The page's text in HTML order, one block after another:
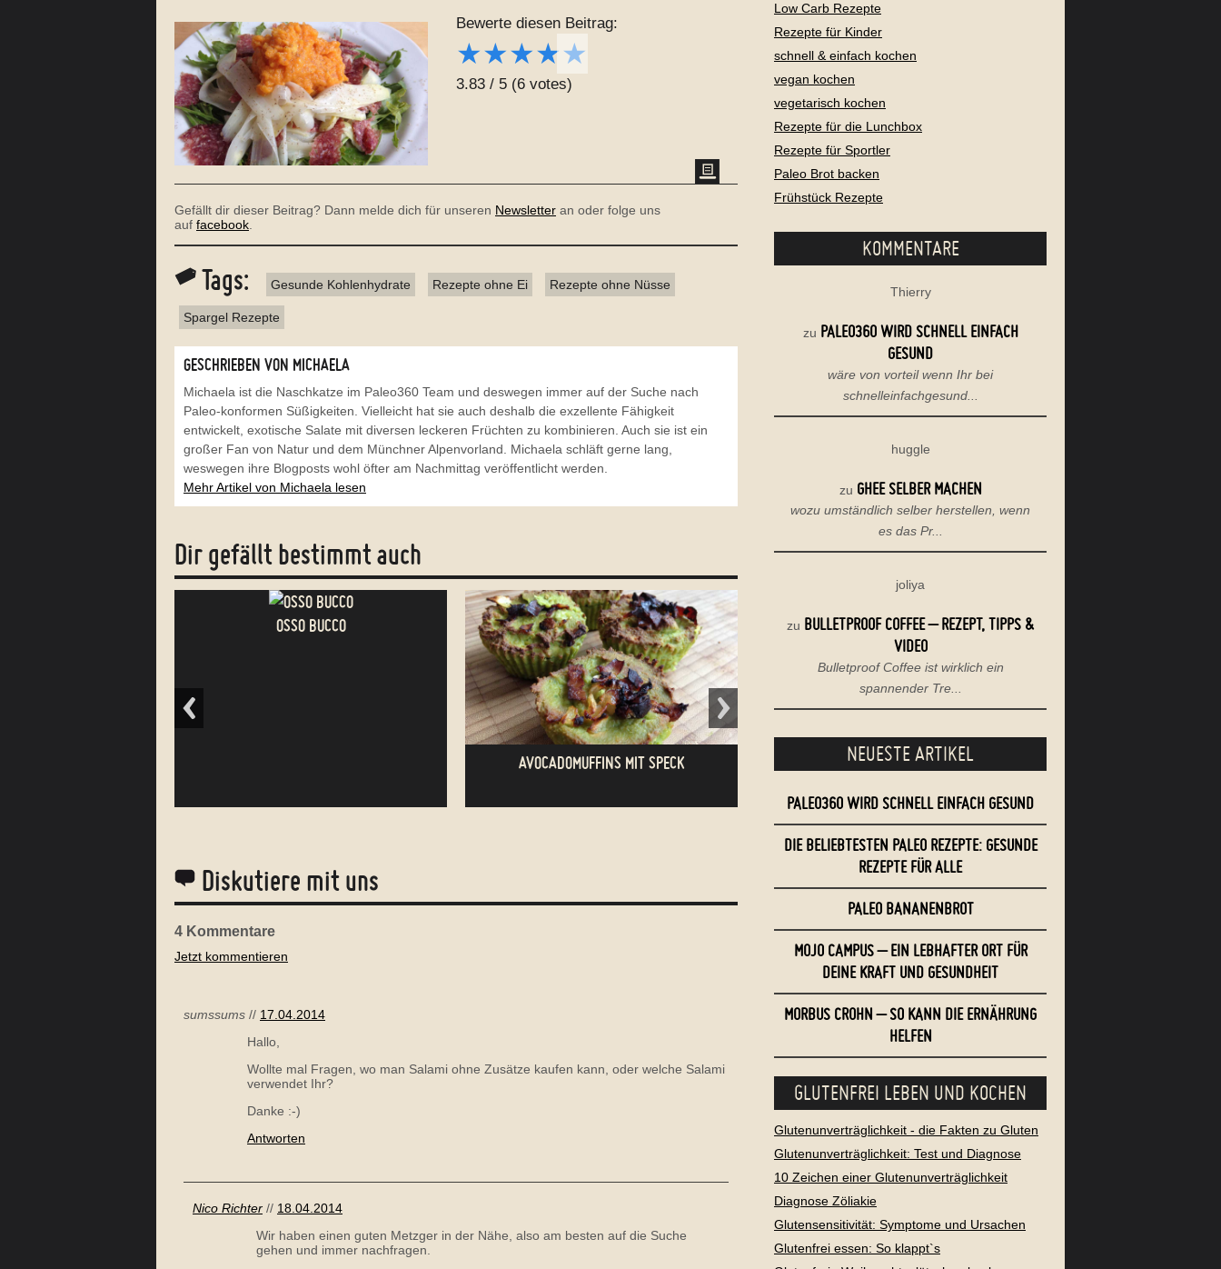
Bewerte diesen Beitrag:
★★★★★
3.83 / 5 (6 votes)
Gefällt dir dieser Beitrag? Dann melde dich für unseren Newsletter an oder folge uns
auf facebook
Tags: Gesunde Kohlenhydrate Rezepte ohne Ei Rezepte ohne Nüsse
Spargel Rezepte
GESCHRIEBEN VON MICHAELA
Michaela ist die Naschkatze im Paleo360 Team und deswegen immer auf der Suche nach
Paleo-konformen Süßigkeiten. Vielleicht hat sie auch deshalb die exzellente Fähigkeit
entwickelt, exotische Salate mit diversen leckeren Früchten zu kombinieren. Auch sie ist ein
großer Fan von Natur und dem Münchner Alpenvorland. Michaela schläft gerne lang,
weswegen ihre Blogposts wohl öfter am Nachmittag veröffentlicht werden.
Mehr Artikel von Michaela lesen
Dir gefällt bestimmt auch
OSSO BUCCO
AVOCADOMUFFINS MIT SPECK
MEDITERRANER HACKBRATEN
Diskutiere mit uns
4 Kommentare
Jetzt kommentieren
sumssums // 17.04.2014
Hallo,
Wollte mal Fragen, wo man Salami ohne Zusätze kaufen kann, oder welche Salami
verwendet Ihr?
Danke :-)
Antworten
Nico Richter // 18.04.2014
Wir haben einen guten Metzger in der Nähe, also am besten auf die Suche
gehen und immer nachfragen.
Low Carb Rezepte
Rezepte für Kinder
schnell & einfach kochen
vegan kochen
vegetarisch kochen
Rezepte für die Lunchbox
Rezepte für Sportler
Paleo Brot backen
Frühstück Rezepte
KOMMENTARE
Thierry
zu PALEO360 WIRD SCHNELL EINFACH
GESUND
wäre von vorteil wenn Ihr bei
schnelleinfachgesund...
huggle
zu GHEE SELBER MACHEN
wozu umständlich selber herstellen, wenn
es das Pr...
joliya
zu BULLETPROOF COFFEE – REZEPT, TIPPS &
VIDEO
Bulletproof Coffee ist wirklich ein
spannender Tre...
NEUESTE ARTIKEL
PALEO360 WIRD SCHNELL EINFACH GESUND
DIE BELIEBTESTEN PALEO REZEPTE: GESUNDE
REZEPTE FÜR ALLE
PALEO BANANENBROT
MOJO CAMPUS – EIN LEBHAFTER ORT FÜR
DEINE KRAFT UND GESUNDHEIT
MORBUS CROHN – SO KANN DIE ERNÄHRUNG
HELFEN
GLUTENFREI LEBEN UND KOCHEN
Glutenunverträglichkeit - die Fakten zu Gluten
Glutenunverträglichkeit: Test und Diagnose
10 Zeichen einer Glutenunverträglichkeit
Diagnose Zöliakie
Glutensensitivität: Symptome und Ursachen
Glutenfrei essen: So klappt`s